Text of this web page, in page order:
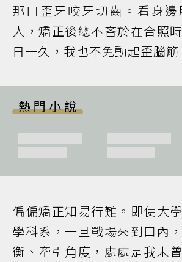
那口歪牙咬牙切齒。看身
人，矯正後總不吝於在合照
日一久，我也不免動起歪腦筋
熱門小說
偏偏矯正知易行難。即使大
學科系，一旦戰場來到口內
衡、牽引角度，處處是我未